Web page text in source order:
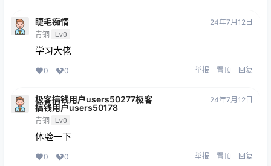
睫毛痴情
青铜 Lv0
24年7月12日
学习大佬
0 0 举报 置顶 回复
极客搞钱用户users50277极客
搞钱用户users50178
青铜 Lv0
24年7月12日
体验一下
0 0 举报 置顶 回复